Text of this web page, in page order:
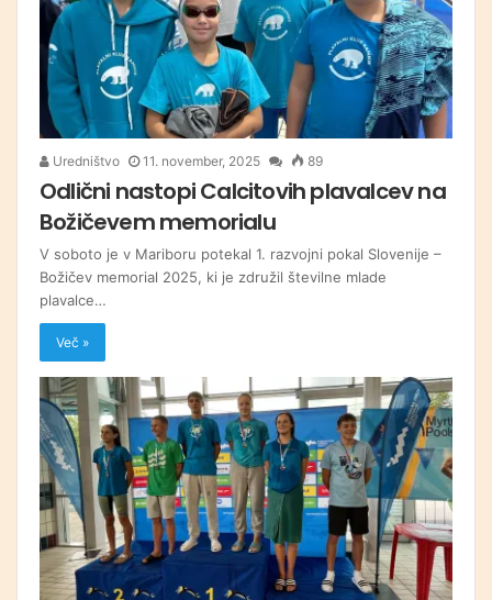
Uredništvo 11. november, 2025 89
Odlični nastopi Calcitovih plavalcev na
Božičevem memorialu
V soboto je v Mariboru potekal 1. razvojni pokal Slovenije –
Božičev memorial 2025, ki je združil številne mlade
plavalce…
Več »